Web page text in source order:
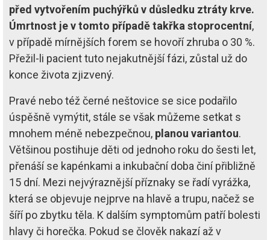
před vytvořením puchýřků v důsledku ztráty krve.
Úmrtnost je v tomto případě takřka stoprocentní,
v případě mírnějších forem se hovoří zhruba o 30 %.
Přežil-li pacient tuto nejakutnější fázi, zůstal už do
konce života zjizvený.
Pravé nebo též černé neštovice se sice podařilo
úspěšně vymýtit, stále se však můžeme setkat s
mnohem méně nebezpečnou, planou variantou.
Většinou postihuje děti od jednoho roku do šesti let,
přenáší se kapénkami a inkubační doba činí přibližně
15 dní. Mezi nejvýraznější příznaky se řadí vyrážka,
která se objevuje nejprve na hlavě a trupu, načež se
šíří po zbytku těla. K dalším symptomům patří bolesti
hlavy či horečka. Pokud se člověk nakazí až v